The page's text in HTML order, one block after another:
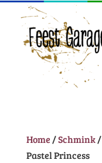
Home /Schmink/
Pastel Princess